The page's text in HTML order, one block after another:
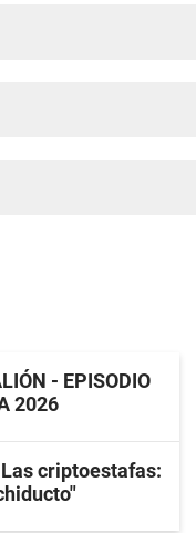
- EPISODIO
2026
Las criptoestafas: